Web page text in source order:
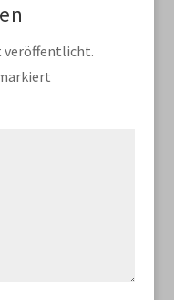
veröffentlicht.